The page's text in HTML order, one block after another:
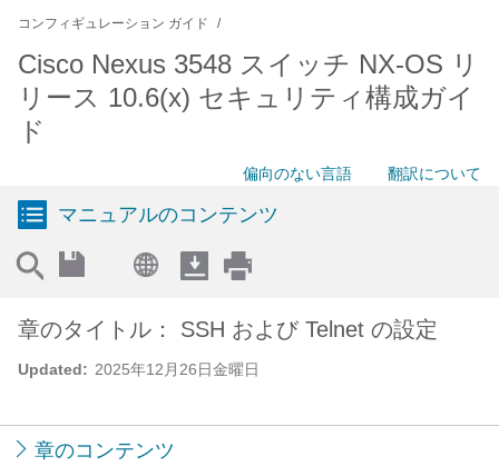
コンフィギュレーション ガイド
Cisco Nexus 3548 スイッチ NX-OS リ
リース 10.6(x) セキュリティ構成ガイ
ド
偏向のない言語 翻訳について
マニュアルのコンテンツ
Updated: 2025年12月26日金曜日
章のタイトル： SSH および Telnet の設定
章のコンテンツ